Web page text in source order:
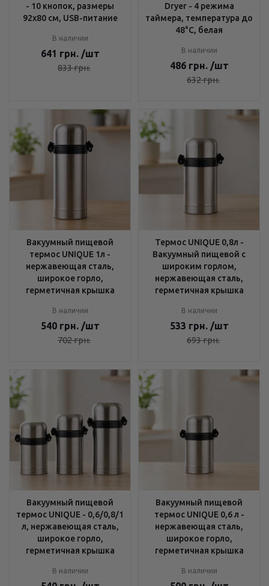
- 10 кнопок, размеры
92х80 см, USB-питание
В наличии
641 грн. /шт
833грн.
Dryer - 4 режима
таймера, температура до
48°C, белая
В наличии
486 грн. /шт
632грн.
Вакуумный пищевой
термос UNIQUE 1л -
нержавеющая сталь,
широкое горло,
герметичная крышка
В наличии
540 грн. /шт
702грн.
Термос UNIQUE 0,8л -
Вакуумный пищевой с
широким горлом,
нержавеющая сталь,
герметичная крышка
В наличии
533 грн. /шт
693грн.
Вакуумный пищевой
термос UNIQUE - 0,6/0,8/1
л, нержавеющая сталь,
широкое горло,
герметичная крышка
В наличии
Вакуумный пищевой
термос UNIQUE 0,6 л -
нержавеющая сталь,
широкое горло,
герметичная крышка
В наличии